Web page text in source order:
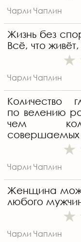
Чарли Чаплин
Жизнь без
Всё, что
Чарли Чаплин
Количество
по велению
чем
совершаемых
Чарли Чаплин
Женщина
любого
Чарли Чаплин